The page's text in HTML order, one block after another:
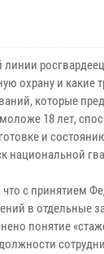
охрану и какие
которые
18 лет,
и
национальной
с принятием
в отдельные
понятие